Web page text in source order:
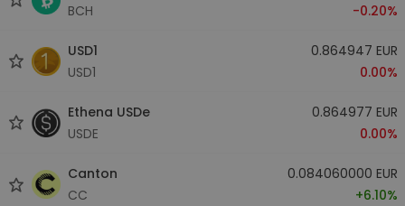
BCH
-0.20%
USD1
USD1
0.864947 EUR
0.00%
Ethena USDe
USDE
0.864977 EUR
0.00%
Canton
CC
0.084060000 EUR
+6.10%